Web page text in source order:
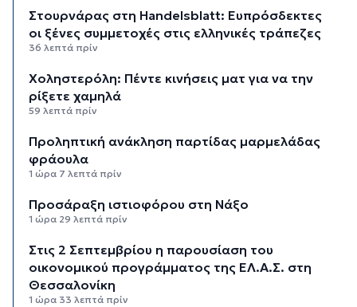
Στουρνάρας στη Handelsblatt: Ευπρόσδεκτες
οι ξένες συμμετοχές στις ελληνικές τράπεζες
36 λεπτά πρίν
Χοληστερόλη: Πέντε κινήσεις ματ για να την
ρίξετε χαμηλά
59 λεπτά πρίν
Προληπτική ανάκληση παρτίδας μαρμελάδας
φράουλα
1 ώρα 7 λεπτά πρίν
Προσάραξη ιστιοφόρου στη Νάξο
1 ώρα 29 λεπτά πρίν
Στις 2 Σεπτεμβρίου η παρουσίαση του
οικονομικού προγράμματος της ΕΛ.Α.Σ. στη
Θεσσαλονίκη
1 ώρα 33 λεπτά πρίν